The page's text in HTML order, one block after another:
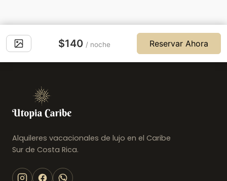
$140 / noche Reservar Ahora
Alquileres vacacionales de lujo en el Caribe
Sur de Costa Rica.